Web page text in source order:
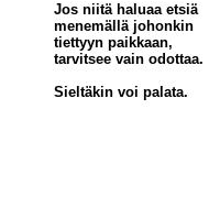
Jos niitä haluaa etsiä
menemällä johonkin
tiettyyn paikkaan,
tarvitsee vain odottaa.
Sieltäkin voi palata.